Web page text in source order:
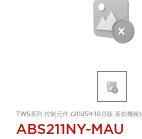
TWS系列 控制元件 (2025年10月版 新款機種)
ABS211NY-MAU